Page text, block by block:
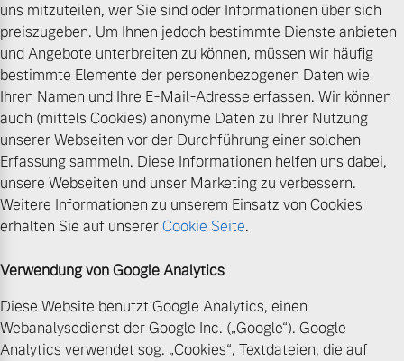
uns mitzuteilen, wer Sie sind oder Informationen über sich
preiszugeben. Um Ihnen jedoch bestimmte Dienste anbieten
und Angebote unterbreiten zu können, müssen wir häufig
bestimmte Elemente der personenbezogenen Daten wie
Ihren Namen und Ihre E-Mail-Adresse erfassen. Wir können
auch (mittels Cookies) anonyme Daten zu Ihrer Nutzung
unserer Webseiten vor der Durchführung einer solchen
Erfassung sammeln. Diese Informationen helfen uns dabei,
unsere Webseiten und unser Marketing zu verbessern.
Weitere Informationen zu unserem Einsatz von Cookies
erhalten Sie auf unsererCookie Seite.
Verwendung von Google Analytics
Diese Website benutzt Google Analytics, einen
Webanalysedienst der Google Inc. („Google“). Google
Analytics verwendet sog. „Cookies“, Textdateien, die auf